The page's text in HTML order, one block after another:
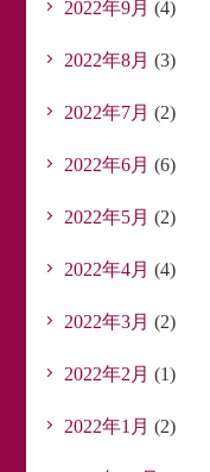
2022年9月 (4)
2022年8月 (3)
2022年7月 (2)
2022年6月 (6)
2022年5月 (2)
2022年4月 (4)
2022年3月 (2)
2022年2月 (1)
2022年1月 (2)